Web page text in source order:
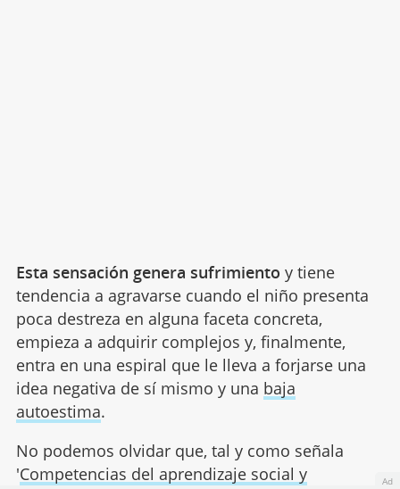
Esta sensación genera sufrimiento y tiene
tendencia a agravarse cuando el niño presenta
poca destreza en alguna faceta concreta,
empieza a adquirir complejos y, finalmente,
entra en una espiral que le lleva a forjarse una
idea negativa de sí mismo y una baja
autoestima.
No podemos olvidar que, tal y como señala
'Competencias del aprendizaje social y
Ad